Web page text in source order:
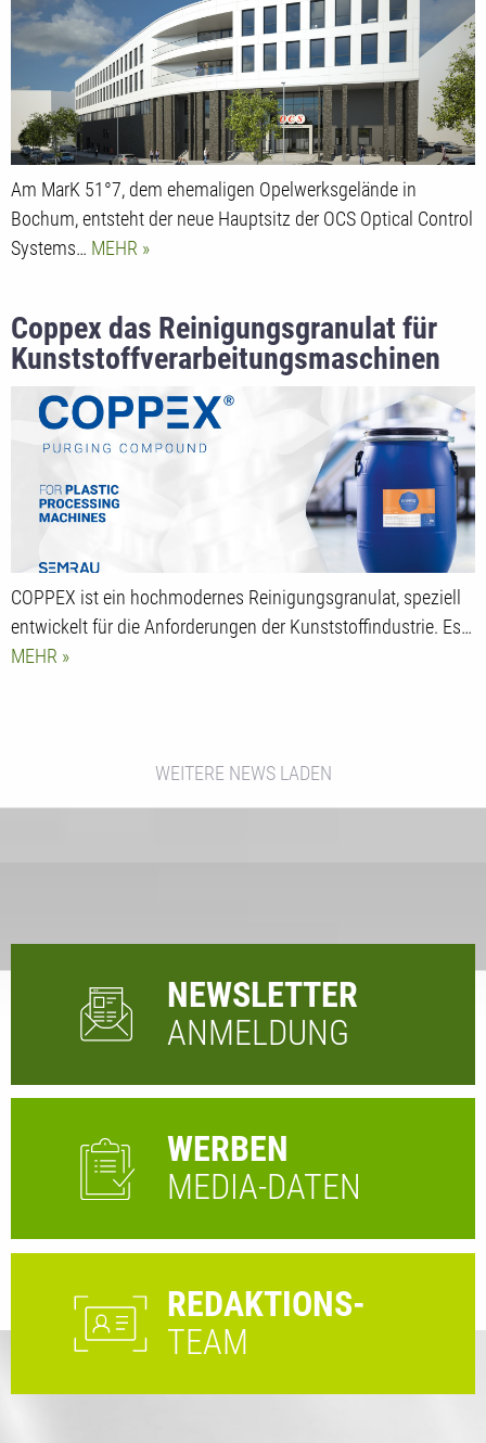
Am MarK 51°7, dem ehemaligen Opelwerksgelände in
Bochum, entsteht der neue Hauptsitz der OCS Optical Control
Systems… MEHR
Coppex das Reinigungsgranulat für
Kunststoffverarbeitungsmaschinen
COPPEX ist ein hochmodernes Reinigungsgranulat, speziell
entwickelt für die Anforderungen der Kunststoffindustrie. Es…
MEHR
WEITERE NEWS LADEN
NEWSLETTER
ANMELDUNG
WERBEN
MEDIA-DATEN
REDAKTIONS-
TEAM